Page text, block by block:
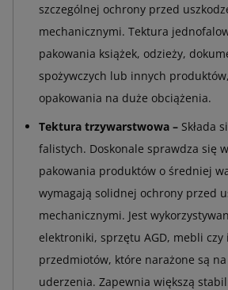
szczególnej ochrony przed
mechanicznymi. Tektura
pakowania książek, odzieży,
spożywczych lub innych
opakowania na duże obciążenia.
Tektura trzywarstwowa – Składa
falistych. Doskonale sprawdza się
pakowania produktów o średniej
wymagają solidnej ochrony przed
mechanicznymi. Jest
elektroniki, sprzętu AGD, mebli czy
przedmiotów, które narażone są
uderzenia. Zapewnia większą